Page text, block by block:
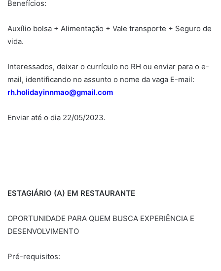
Benefícios:
Auxílio bolsa + Alimentação + Vale transporte + Seguro de
vida.
Interessados, deixar o currículo no RH ou enviar para o e-
mail, identificando no assunto o nome da vaga E-mail:
rh.holidayinnmao@gmail.com
Enviar até o dia 22/05/2023.
ESTAGIÁRIO (A) EM RESTAURANTE
OPORTUNIDADE PARA QUEM BUSCA EXPERIÊNCIA E
DESENVOLVIMENTO
Pré-requisitos: